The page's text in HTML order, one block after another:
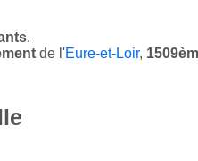
.
de l'Eure-et-Loir,